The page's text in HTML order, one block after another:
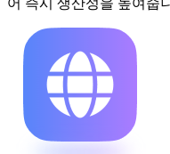
어 즉시 생산성을 높여줍